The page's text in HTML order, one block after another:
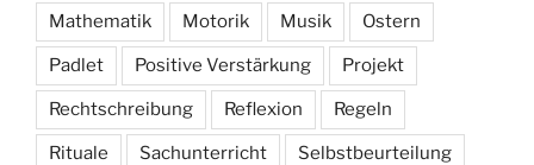
Mathematik Motorik Musik Ostern
Padlet Positive Verstärkung Projekt
Rechtschreibung Reflexion Regeln
Rituale Sachunterricht Selbstbeurteilung